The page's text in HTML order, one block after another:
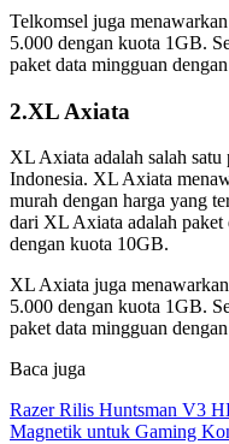
Telkomsel juga
5.000 dengan kuota 1GB.
paket data mingguan
2.XL Axiata
XL Axiata adalah salah
Indonesia. XL Axiata
murah dengan harga yang
dari XL Axiata adalah paket
dengan kuota 10GB.
XL Axiata juga
5.000 dengan kuota 1GB.
paket data mingguan
Baca juga
Razer Rilis Huntsman V3
Magnetik untuk Gaming